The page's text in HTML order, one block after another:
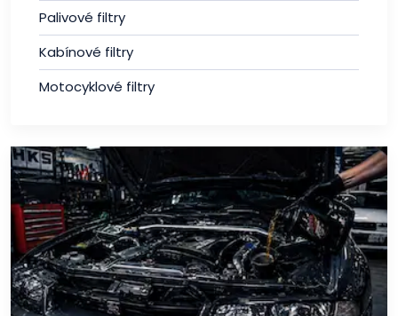
Palivové filtry
Kabínové filtry
Motocyklové filtry